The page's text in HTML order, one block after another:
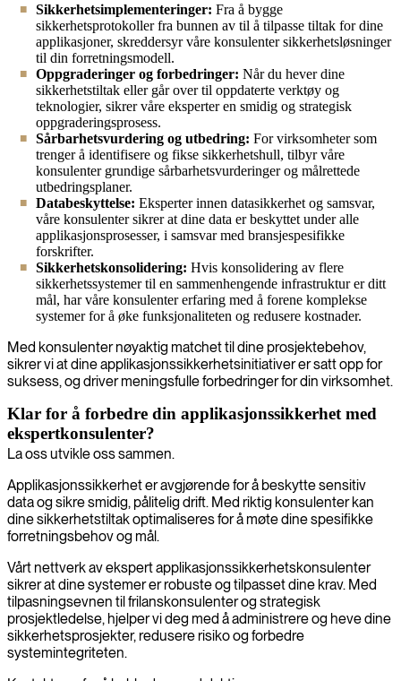
Sikkerhetsimplementeringer: Fra å bygge
sikkerhetsprotokoller fra bunnen av til å tilpasse tiltak for dine
applikasjoner, skreddersyr våre konsulenter sikkerhetsløsninger
til din forretningsmodell.
Oppgraderinger og forbedringer: Når du hever dine
sikkerhetstiltak eller går over til oppdaterte verktøy og
teknologier, sikrer våre eksperter en smidig og strategisk
oppgraderingsprosess.
Sårbarhetsvurdering og utbedring: For virksomheter som
trenger å identifisere og fikse sikkerhetshull, tilbyr våre
konsulenter grundige sårbarhetsvurderinger og målrettede
utbedringsplaner.
Databeskyttelse: Eksperter innen datasikkerhet og samsvar,
våre konsulenter sikrer at dine data er beskyttet under alle
applikasjonsprosesser, i samsvar med bransjespesifikke
forskrifter.
Sikkerhetskonsolidering: Hvis konsolidering av flere
sikkerhetssystemer til en sammenhengende infrastruktur er ditt
mål, har våre konsulenter erfaring med å forene komplekse
systemer for å øke funksjonaliteten og redusere kostnader.
Med konsulenter nøyaktig matchet til dine prosjektebehov,
sikrer vi at dine applikasjonssikkerhetsinitiativer er satt opp for
suksess, og driver meningsfulle forbedringer for din virksomhet.
Klar for å forbedre din applikasjonssikkerhet med
ekspertkonsulenter?
La oss utvikle oss sammen.
Applikasjonssikkerhet er avgjørende for å beskytte sensitiv
data og sikre smidig, pålitelig drift. Med riktig konsulenter kan
dine sikkerhetstiltak optimaliseres for å møte dine spesifikke
forretningsbehov og mål.
Vårt nettverk av ekspert applikasjonssikkerhetskonsulenter
sikrer at dine systemer er robuste og tilpasset dine krav. Med
tilpasningsevnen til frilanskonsulenter og strategisk
prosjektledelse, hjelper vi deg med å administrere og heve dine
sikkerhetsprosjekter, redusere risiko og forbedre
systemintegriteten.